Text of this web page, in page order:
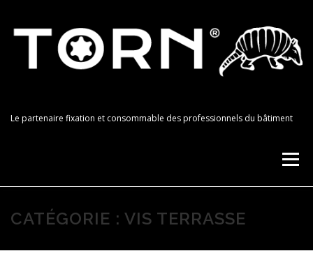
Le partenaire fixation et consommable des professionnels du bâtiment
Menu
NOS PRODUITS RÉSEAU DE DISTRIBUTION
CATÉGORIE : VIS TERRASSE